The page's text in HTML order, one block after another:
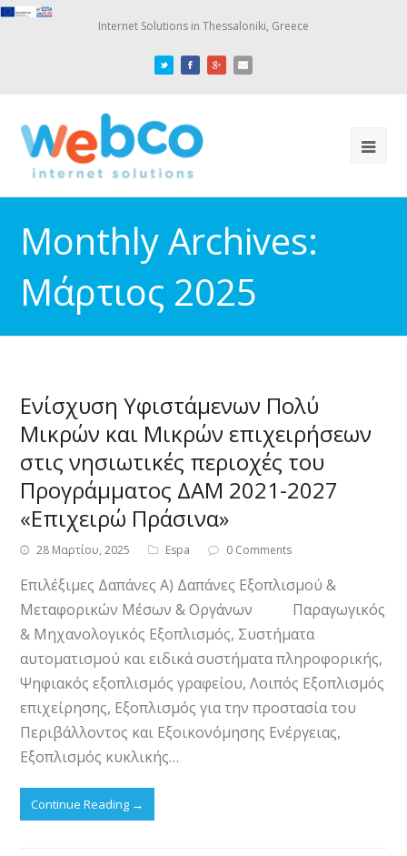
Internet Solutions in Thessaloniki, Greece
Monthly Archives:
Μάρτιος 2025
Ενίσχυση Υφιστάμενων Πολύ
Μικρών και Μικρών επιχειρήσεων
στις νησιωτικές περιοχές του
Προγράμματος ΔΑΜ 2021-2027
«Επιχειρώ Πράσινα»
28 Μαρτίου, 2025 Espa 0 Comments
​​Επιλέξιμες Δαπάνες Α) Δαπάνες Εξοπλισμού &
Μεταφορικών Μέσων & Οργάνων Παραγωγικός
& Μηχανολογικός Εξοπλισμός, Συστήματα
αυτοματισμού και ειδικά συστήματα πληροφορικής,
Ψηφιακός εξοπλισμός γραφείου, Λοιπός Εξοπλισμός
επιχείρησης, Εξοπλισμός για την προστασία του
Περιβάλλοντος και Εξοικονόμησης Ενέργειας,
Εξοπλισμός κυκλικής…
Continue Reading →